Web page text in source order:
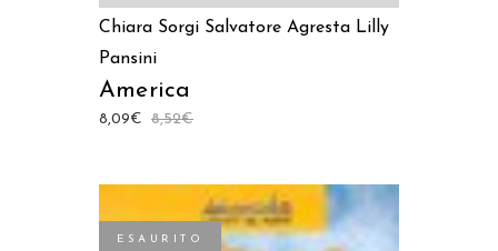
Chiara Sorgi Salvatore Agresta Lilly
Pansini
America
8,52€
8,09€
ESAURITO